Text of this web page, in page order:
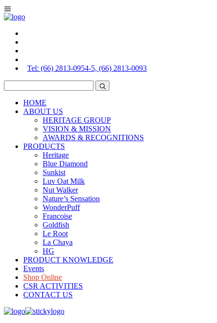
Tel: (66) 2813-0954-5, (66) 2813-0093
HOME
ABOUT US
HERITAGE GROUP
VISION & MISSION
AWARDS & RECOGNITIONS
PRODUCTS
Heritage
Blue Diamond
Sunkist
Luv Oat Milk
Nut Walker
Nature’s Sensation
WonderPuff
Francoise
Goldfish
Le Root
La Chaya
HG
PRODUCT KNOWLEDGE
Events
Shop Online
CSR ACTIVITIES
CONTACT US